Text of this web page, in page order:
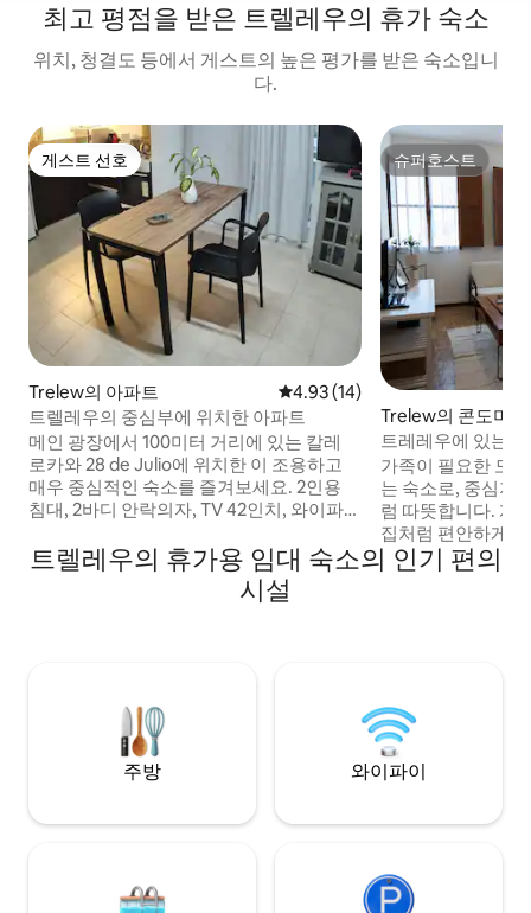
최고 평점을 받은 트렐레우의 휴가 숙소
위치, 청결도 등에서 게스트의 높은 평가를 받은 숙소입니
다.
게스트 선호
게스트 선호
Trelew의 아파트 평점 4.93점(5점 만점), 후기 14
4.93 (14)
트렐레우의 중심부에 위치한 아파트
메인 광장에서 100미터 거리에 있는 칼레
로카와 28 de Julio에 위치한 이 조용하고
매우 중심적인 숙소를 즐겨보세요. 2인용
침대, 2바디 안락의자, TV 42인치, 와이파
고가 있는 냉장고, 자동 세탁기, 커피 메이
커, 전기 주전자, 전자레인지, 식기, 흰색 옷,
의자와 파티오 테이블이 있는 발코니, 난방
슈퍼호스트
슈퍼호스트
Trelew의 콘도미
트레레우에 있는
성
가족이 필요한 모
는 숙소로, 중심지
럼 따뜻합니다. 개
집처럼 편안하게
것을 갖추고 있습
Paleontológico y
요합니다.
트렐레우의 휴가용 임대 숙소의 인기 편의
시설
주방 와이파이